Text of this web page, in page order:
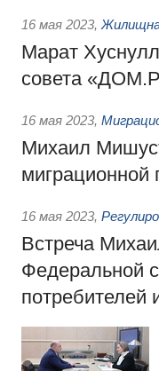
16 мая 2023,
Марат
совета
16 мая 2023,
Михаил
миграционной
16 мая 2023,
Встреча
Федеральной
потребителей